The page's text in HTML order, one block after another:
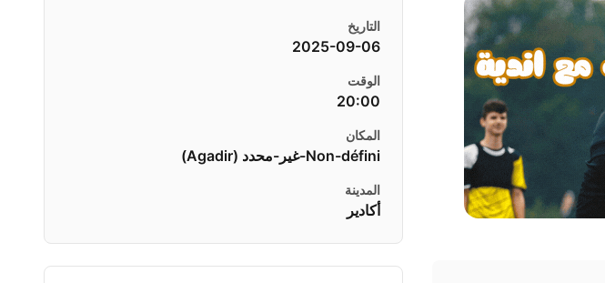
التاريخ
2025-09-06
الوقت
20:00
المكان
Non-défini-غير-محدد ( Agadir)
المدينة
أكادير